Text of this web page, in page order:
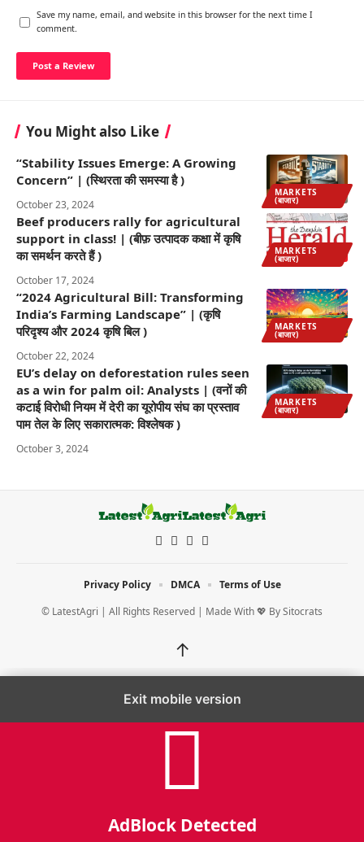
Save my name, email, and website in this browser for the next time I
comment.
You Might also Like
MARKETS
(बाजार)
“Stability Issues Emerge: A Growing
Concern” | (स्थिरता की समस्या है )
October 23, 2024
MARKETS
(बाजार)
Beef producers rally for agricultural
support in class! | (बीफ़ उत्पादक कक्षा में कृषि
का समर्थन करते हैं )
October 17, 2024
MARKETS
(बाजार)
“2024 Agricultural Bill: Transforming
India’s Farming Landscape” | (कृषि
परिदृश्य और 2024 कृषि बिल )
October 22, 2024
MARKETS
(बाजार)
EU’s delay on deforestation rules seen
as a win for palm oil: Analysts | (वनों की
कटाई विरोधी नियम में देरी का यूरोपीय संघ का प्रस्ताव
पाम तेल के लिए सकारात्मक: विश्लेषक )
October 3, 2024
© LatestAgri | All Rights Reserved | Made With 💖 BySitocrats
Privacy Policy DMCA Terms of Use
↑
Exit mobile version
AdBlock Detected